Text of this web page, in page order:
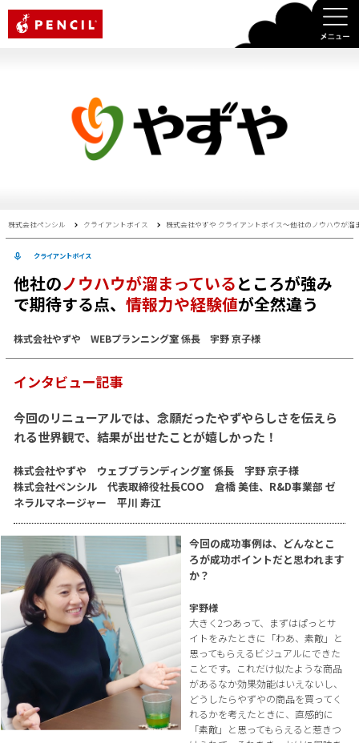
株式会社ペンシル クライアントボイス 株式会社やずや クライアントボイス〜他社のノウハウが
クライアントボイス
他社のノウハウが溜まっているところが強み
で期待する点、 情報力や経験値が全然違う
株式会社やずや WEBプランニング室 係長 宇野 京子様
インタビュー記事
今回のリニューアルでは、念願だったやずやらしさを伝えら
れる世界観で、結果が出せたことが嬉しかった！
株式会社やずや ウェブブランディング室 係長 宇野 京子様
株式会社ペンシル 代表取締役社長COO 倉橋 美佳、R&D事業部 ゼ
ネラルマネージャー 平川 寿江
今回の成功事例は、どんなとこ
ろが成功ポイントだと思われます
か？
宇野様
大きく2つあって、まずはぱっとサ
イトをみたときに「わあ、素敵」と
思ってもらえるビジュアルにできた
ことです。これだけ似たような商品
があるなか効果効能はいえないし、
どうしたらやずやの商品を買ってく
れるかを考えたときに、直感的に
「素敵」と思ってもらえると惹きつ